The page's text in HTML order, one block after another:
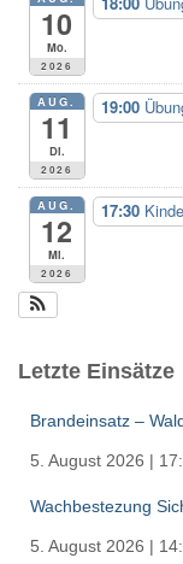
:
10
Mo.
2026
AUG.
11
Di.
2026
19:00
AUG.
12
Mi.
2026
17:30
Letzte Einsätze
Brandeinsatz –
5. August 2026 |
Wachbestezung
5. August 2026 |